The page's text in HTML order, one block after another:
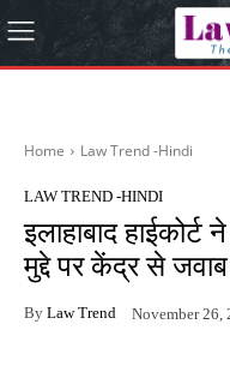
Home Law Trend -Hindi
LAW TREND -HINDI
इलाहाबाद हाईकोर्ट
मुद्दे पर केंद्र से जवाब
By Law Trend November 26,